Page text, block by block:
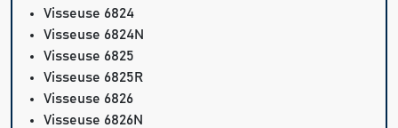
Visseuse 6824
Visseuse 6824N
Visseuse 6825
Visseuse 6825R
Visseuse 6826
Visseuse 6826N